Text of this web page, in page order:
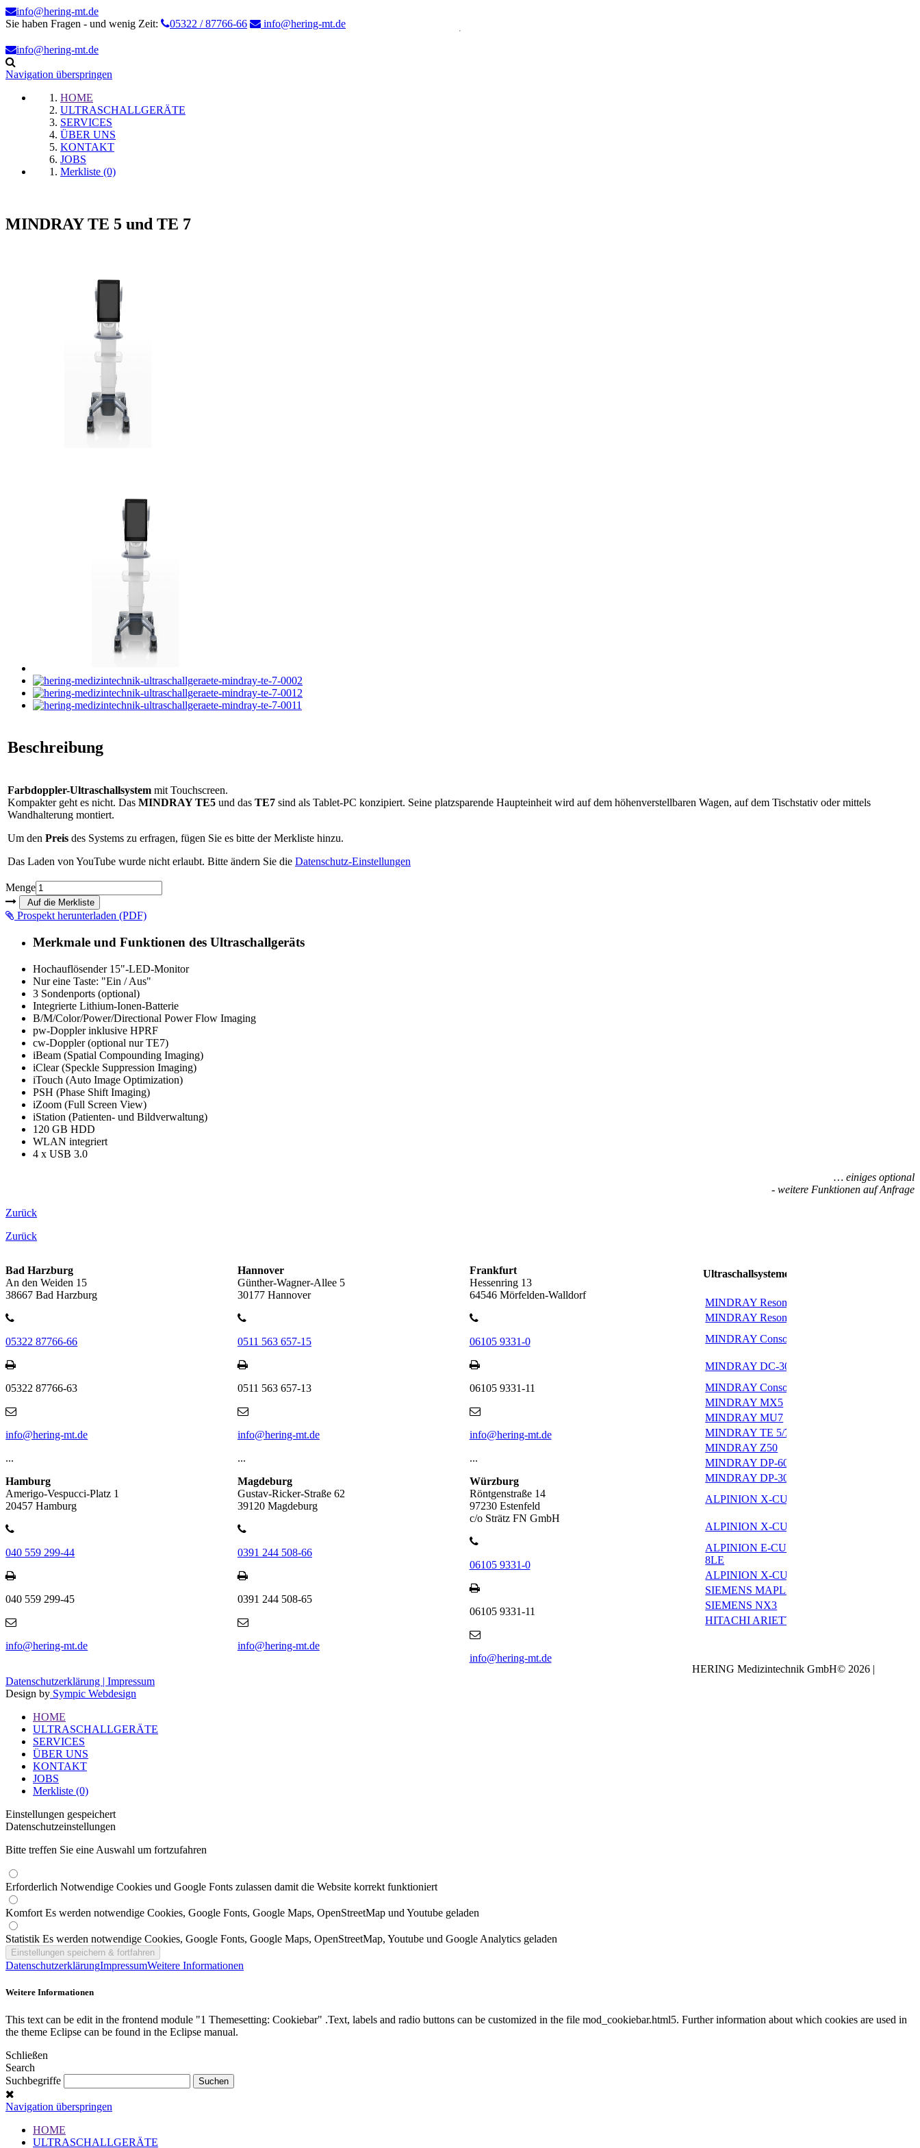
info@hering-mt.de
Sie haben Fragen - und wenig Zeit:
05322 / 87766-66 info@hering-mt.de
info@hering-mt.de
Navigation überspringen
HOME
ULTRASCHALLGERÄTE
SERVICES
ÜBER UNS
KONTAKT
JOBS
Merkliste (0)
MINDRAY TE 5 und TE 7
Beschreibung
Farbdoppler-Ultraschallsystem mit Touchscreen.
Kompakter geht es nicht. Das MINDRAY TE5 und das TE7 sind als Tablet-PC konzipiert. Seine platzsparende Haupteinheit wird auf dem höhenverstellbaren Wagen, auf dem Tischstativ oder mittels
Wandhalterung montiert.
Um den Preis des Systems zu erfragen, fügen Sie es bitte der Merkliste hinzu.
Das Laden von YouTube wurde nicht erlaubt. Bitte ändern Sie die Datenschutz-Einstellungen
Menge
Prospekt herunterladen (PDF)
Merkmale und Funktionen des Ultraschallgeräts
Hochauflösender 15"-LED-Monitor
Nur eine Taste: "Ein / Aus"
3 Sondenports (optional)
Integrierte Lithium-Ionen-Batterie
B/M/Color/Power/Directional Power Flow Imaging
pw-Doppler inklusive HPRF
cw-Doppler (optional nur TE7)
iBeam (Spatial Compounding Imaging)
iClear (Speckle Suppression Imaging)
iTouch (Auto Image Optimization)
PSH (Phase Shift Imaging)
iZoom (Full Screen View)
iStation (Patienten- und Bildverwaltung)
120 GB HDD
WLAN integriert
4 x USB 3.0
… einiges optional
- weitere Funktionen auf Anfrage
Zurück
Zurück
Bad Harzburg
An den Weiden 15
38667 Bad Harzburg
05322 87766-66
05322 87766-63
info@hering-mt.de
...
Hamburg
Amerigo-Vespucci-Platz 1
20457 Hamburg
040 559 299-44
040 559 299-45
info@hering-mt.de
Hannover
Günther-Wagner-Allee 5
30177 Hannover
0511 563 657-15
0511 563 657-13
info@hering-mt.de
...
Magdeburg
Gustav-Ricker-Straße 62
39120 Magdeburg
0391 244 508-66
0391 244 508-65
info@hering-mt.de
Frankfurt
Hessenring 13
64546 Mörfelden-Walldorf
06105 9331-0
06105 9331-11
info@hering-mt.de
...
Würzburg
Röntgenstraße 14
97230 Estenfeld
c/o Strätz FN GmbH
06105 9331-0
06105 9331-11
info@hering-mt.de
Ultraschallsysteme
MINDRAY Resona i9
MINDRAY Resona i8
MINDRAY Consona N9
MINDRAY DC-30
MINDRAY Consona N5
MINDRAY MX5
MINDRAY MU7
MINDRAY TE 5/7
MINDRAY Z50
MINDRAY DP-60
MINDRAY DP-30
ALPINION X-CUBE 70
ALPINION X-CUBE 50
ALPINION E-CUBE
8LE
ALPINION X-CUBE i8
SIEMENS MAPLE
SIEMENS NX3
HITACHI ARIETTA
HERING Medizintechnik GmbH© 2026 |
Datenschutzerklärung | Impressum
Design by Sympic Webdesign
HOME
ULTRASCHALLGERÄTE
SERVICES
ÜBER UNS
KONTAKT
JOBS
Merkliste (0)
Einstellungen gespeichert
Datenschutzeinstellungen
Bitte treffen Sie eine Auswahl um fortzufahren
Erforderlich Notwendige Cookies und Google Fonts zulassen damit die Website korrekt funktioniert
Komfort Es werden notwendige Cookies, Google Fonts, Google Maps, OpenStreetMap und Youtube geladen
Statistik Es werden notwendige Cookies, Google Fonts, Google Maps, OpenStreetMap, Youtube und Google Analytics geladen
DatenschutzerklärungImpressumWeitere Informationen
Weitere Informationen
This text can be edit in the frontend module "1 Themesetting: Cookiebar" .Text, labels and radio buttons can be customized in the file mod_cookiebar.html5. Further information about which cookies are used in
the theme Eclipse can be found in the Eclipse manual.
Schließen
Search
Suchbegriffe
Navigation überspringen
HOME
ULTRASCHALLGERÄTE